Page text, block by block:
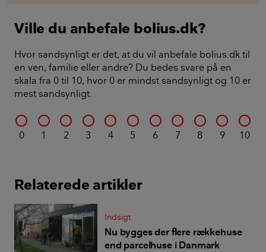
Ville du anbefale bolius.dk?
Hvor sandsynligt er det, at du vil anbefale bolius.dk til
en ven, familie eller andre? Du bedes svare på en
skala fra 0 til 10, hvor 0 er mindst sandsynligt og 10 er
mest sandsynligt.
0 1 2 3 4 5 6 7 8 9 10
Relaterede artikler
Indsigt
Nu bygges der flere rækkehuse
end parcelhuse i Danmark